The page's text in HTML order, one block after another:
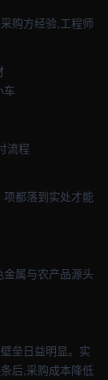
购方经验,工程师
车
流程
都落到实处才能
属与农产品源头
垒日益明显。实
后,采购成本降低